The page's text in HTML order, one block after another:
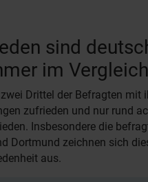
sind
im
Drittel der Befragten mit
zufrieden und nur rund
Insbesondere die
Dortmund zeichnen sich
aus.